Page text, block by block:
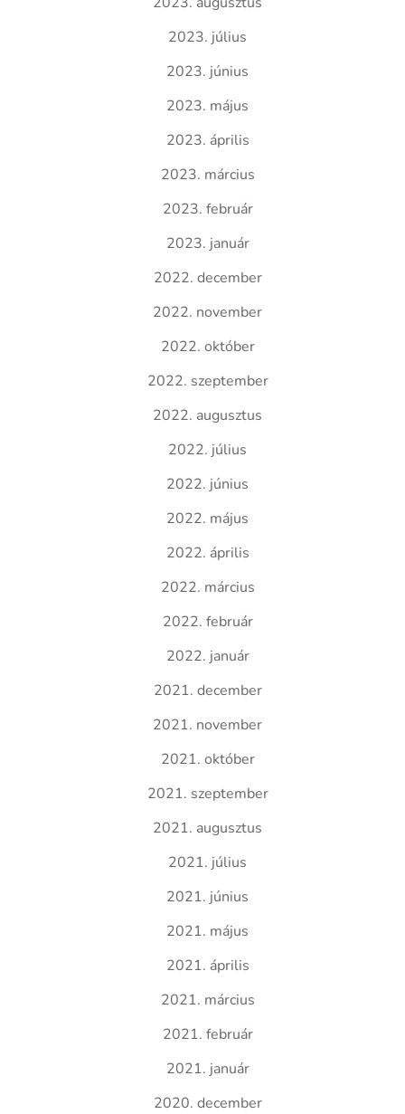
2023. július
2023. június
2023. május
2023. április
2023. március
2023. február
2023. január
2022. december
2022. november
2022. október
2022. szeptember
2022. augusztus
2022. július
2022. június
2022. május
2022. április
2022. március
2022. február
2022. január
2021. december
2021. november
2021. október
2021. szeptember
2021. augusztus
2021. július
2021. június
2021. május
2021. április
2021. március
2021. február
2021. január
2020. december